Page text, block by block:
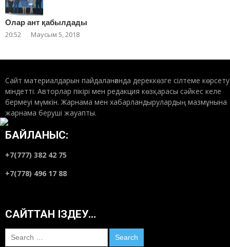
Олар ант қабылдады
20:52 Маусым 5, 2018
Сайт материалдарын пайдаланғанда дереккөзге сілтеме көрсету
міндетті. Авторлар пікірі мен редакция көзқарасы сәйкес келе
бермеуі мүмкін. Жарнама мен хабарландырулардың мазмұнына
жарнама беруші жауапты.
БАЙЛАНЫС:
+7(777) 382 42 75
+7(778) 496 17 88
САЙТТАН ІЗДЕУ…
Search
for: